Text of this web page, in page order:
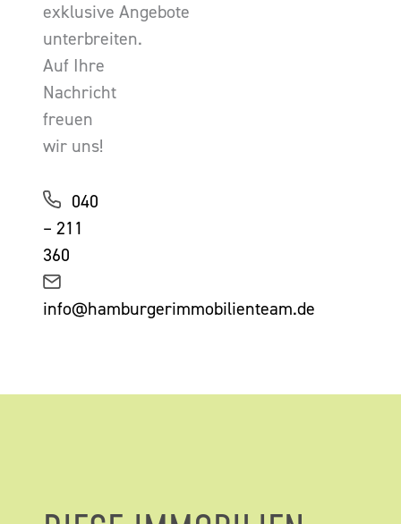
exklusive Angebote
unterbreiten.
Auf Ihre
Nachricht
freuen
wir uns!
040
– 211
360
info@hamburgerimmobilienteam.de